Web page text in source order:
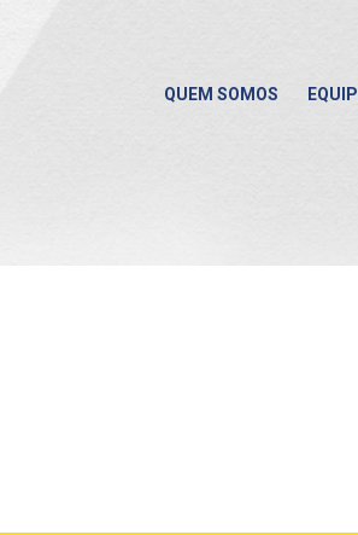
QUEM SOMOS